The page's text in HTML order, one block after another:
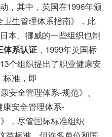
，其中，英国在1996年颁
卫生管理体系指南》，此
本、挪威的一些组织也制
体系认证 ，1999年英国标
个组织提出了职业健康安
标准，即
安全管理体系-规范》、
康安全管理体系-
，尽管国际标准组织